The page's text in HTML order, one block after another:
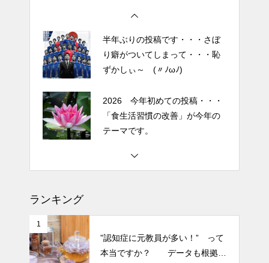
ているスキンケア製品・・・幹
細胞コスメ vs エクソソーム
コスメ②
ているスキンケア製品・・・幹
細胞コスメ vs エクソソーム
コスメ ①
細胞コスメ ③
半年ぶりの投稿です・・・さぼ
り癖がついてしまって・・・恥
ずかしぃ～ (〃ﾉωﾉ)
2026 今年初めての投稿・・・
「食生活習慣の改善」が今年の
テーマです。
り癖がついてしまって・・・恥
ずかしぃ～ (〃ﾉωﾉ)
ランキング
1
”認知症に元教員が多い！” って
本当ですか？ データも根拠も